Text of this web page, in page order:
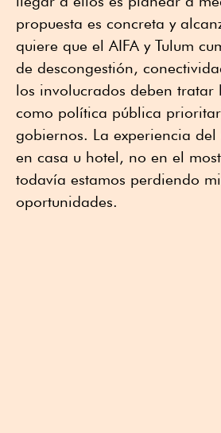
propuesta es concreta y
quiere que el AIFA y Tulum
de descongestión,
los involucrados deben tratar
como política pública
gobiernos. La experiencia del
en casa u hotel, no en el
todavía estamos perdiendo
oportunidades.